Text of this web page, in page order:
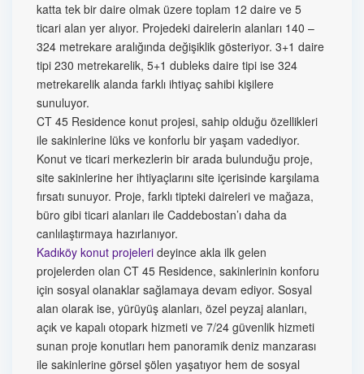
katta tek bir daire olmak üzere toplam 12 daire ve 5
ticari alan yer alıyor. Projedeki dairelerin alanları 140 –
324 metrekare aralığında değişiklik gösteriyor. 3+1 daire
tipi 230 metrekarelik, 5+1 dubleks daire tipi ise 324
metrekarelik alanda farklı ihtiyaç sahibi kişilere
sunuluyor.
CT 45 Residence konut projesi, sahip olduğu özellikleri
ile sakinlerine lüks ve konforlu bir yaşam vadediyor.
Konut ve ticari merkezlerin bir arada bulunduğu proje,
site sakinlerine her ihtiyaçlarını site içerisinde karşılama
fırsatı sunuyor. Proje, farklı tipteki daireleri ve mağaza,
büro gibi ticari alanları ile Caddebostan’ı daha da
canlılaştırmaya hazırlanıyor.
Kadıköy konut projeleri deyince akla ilk gelen
projelerden olan CT 45 Residence, sakinlerinin konforu
için sosyal olanaklar sağlamaya devam ediyor. Sosyal
alan olarak ise, yürüyüş alanları, özel peyzaj alanları,
açık ve kapalı otopark hizmeti ve 7/24 güvenlik hizmeti
sunan proje konutları hem panoramik deniz manzarası
ile sakinlerine görsel şölen yaşatıyor hem de sosyal